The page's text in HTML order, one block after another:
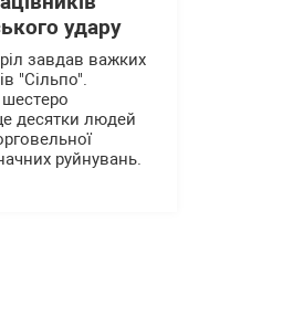
удару
завдав важких
"Сільпо".
шестеро
десятки людей
руйнувань.